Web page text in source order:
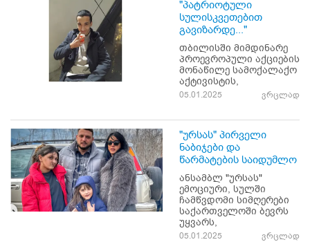
"პატრიოტული
სულისკვეთებით
გავიზარდე..."
თბილისში მიმდინარე
პროევროპული აქციების
მონაწილე სამოქალაქო
აქტივისტის,
05.01.2025 ვრცლად
"ურსას" პირველი
ნაბიჯები და
წარმატების საიდუმლო
ანსამბლ "ურსას"
ემოციური, სულში
ჩამწვდომი სიმღერები
საქართველოში ბევრს
უყვარს,
05.01.2025 ვრცლად